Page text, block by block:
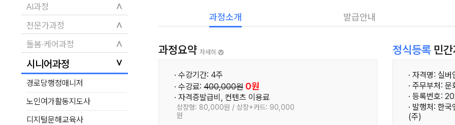
AI과정 ∧
전문가과정 ∧
돌봄·케어과정 ∧
시니어과정 ∨
경로당행정매니저
노인여가활동지도사
디지털문해교육사
과정소개 발급안내
과정요약 자세히
· 수강기간: 4주
· 수강료: 400,000원 0원
· 자격증발급비, 컨텐츠 이용료
상장형: 80,000원 / 상장+카드: 90,000
원
정식등록 민
· 자격명: 실
· 주무부처:
· 등록번호:
· 발행처: 한
(주)